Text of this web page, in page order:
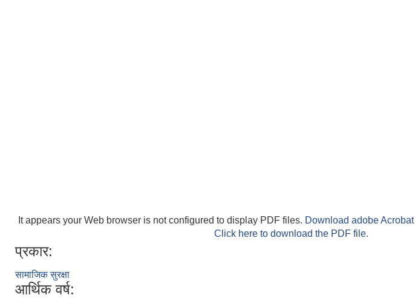
It appears your Web browser is not configured to display PDF files. Download adobe Acrobat
Click here to download the PDF file.
प्रकार:
सामाजिक सुरक्षा
आर्थिक वर्ष: